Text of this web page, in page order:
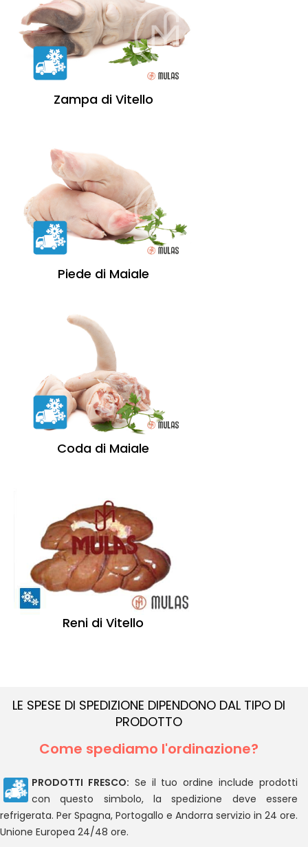
Zampa di Vitello
Piede di Maiale
Coda di Maiale
Reni di Vitello
LE SPESE DI SPEDIZIONE DIPENDONO DAL TIPO DI
PRODOTTO
Come spediamo l'ordinazione?
PRODOTTI FRESCO: Se il tuo ordine include prodotti
con questo simbolo, la spedizione deve essere
refrigerata. Per Spagna, Portogallo e Andorra servizio in 24 ore.
Unione Europea 24/48 ore.